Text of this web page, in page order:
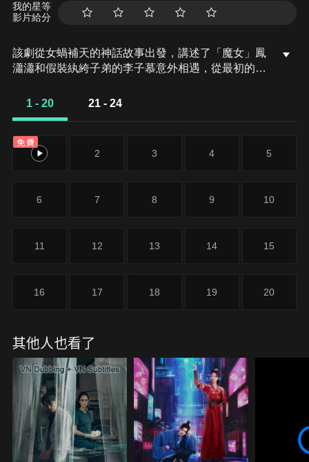
我的星等
影片給分
該劇從女蝸補天的神話故事出發，講述了「魔女」鳳
瀟瀟和假裝紈絝子弟的李子慕意外相遇，從最初的相
破除「長生」迷信領悟情感真諦的故事。
1 - 20 21 - 24
免費
1 2 3 4 5
6 7 8 9 10
11 12 13 14 15
16 17 18 19 20
其他人也看了